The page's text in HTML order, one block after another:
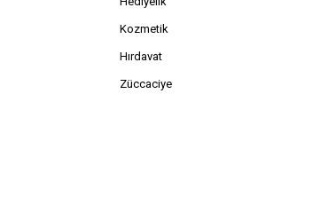
Kozmetik
Hırdavat
Züccaciye